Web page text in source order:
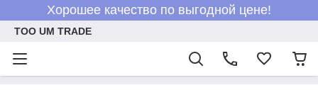
Хорошее качество по выгодной цене!
ТОО UM TRADE